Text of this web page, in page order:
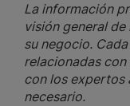
La información
visión general
su negocio.
relacionadas
con los expertos
necesario.